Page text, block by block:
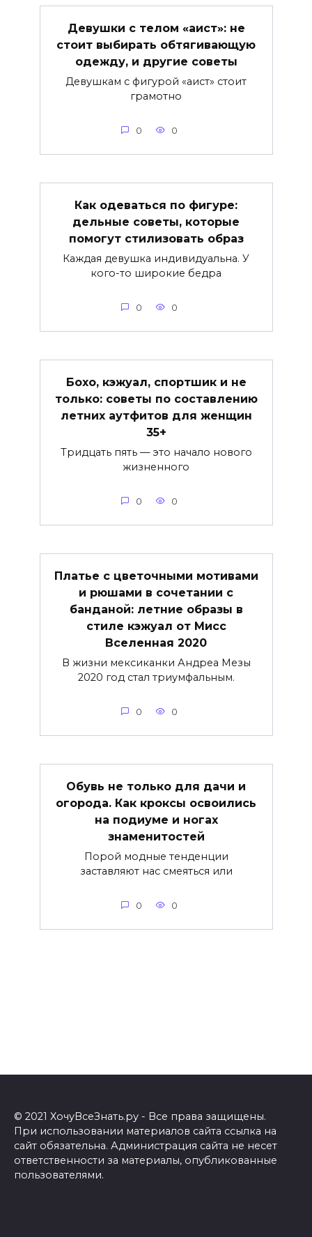
Девушки с телом «аист»: не
стоит выбирать обтягивающую
одежду, и другие советы
Девушкам с фигурой «аист» стоит
грамотно
0 0
Как одеваться по фигуре:
дельные советы, которые
помогут стилизовать образ
Каждая девушка индивидуальна. У
кого-то широкие бедра
0 0
Бохо, кэжуал, спортшик и не
только: советы по составлению
летних аутфитов для женщин
35+
Тридцать пять — это начало нового
жизненного
0 0
Платье с цветочными мотивами
и рюшами в сочетании с
банданой: летние образы в
стиле кэжуал от Мисс
Вселенная 2020
В жизни мексиканки Андреа Мезы
2020 год стал триумфальным.
0 0
Обувь не только для дачи и
огорода. Как кроксы освоились
на подиуме и ногах
знаменитостей
Порой модные тенденции
заставляют нас смеяться или
0 0
© 2021 ХочуВсеЗнать.ру - Все права защищены.
При использовании материалов сайта ссылка на
сайт обязательна. Администрация сайта не несет
ответственности за материалы, опубликованные
пользователями.